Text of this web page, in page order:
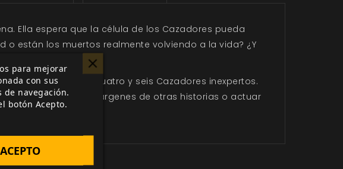
Ella espera que la célula de los Cazadores pueda
están los muertos realmente volviendo a la vida? ¿Y
célula de entre cuatro y seis Cazadores inexpertos.
tener lugar en los márgenes de otras historias o actuar
para mejorar
con sus
navegación.
botón Acepto.
ACEPTO